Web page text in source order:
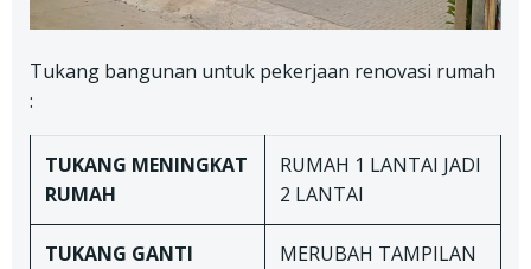
Tukang bangunan untuk pekerjaan renovasi rumah
:
TUKANG MENINGKAT
RUMAH
RUMAH 1 LANTAI JADI
2 LANTAI
TUKANG GANTI
MERUBAH TAMPILAN